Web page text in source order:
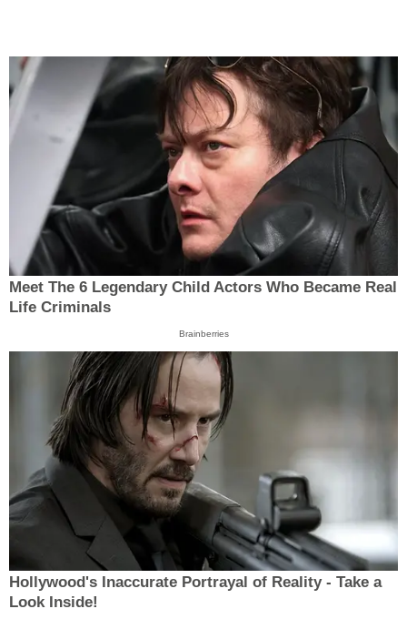
Meet The 6 Legendary Child Actors Who Became Real
Life Criminals
Brainberries
Hollywood's Inaccurate Portrayal of Reality - Take a
Look Inside!